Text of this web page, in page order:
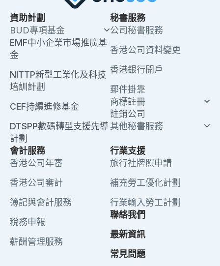
資助計劃
BUD專項基金
EMF中小企業市場推廣基
金
NITTP新型工業化及科技
培訓計劃
CEF持續進修基金
DTSPP數碼轉型支援先導
計劃
秘書服務
公司秘書服務
香港公司資料變更
香港銀行開戶
郵件掛靠
商標註冊
註銷公司
其他秘書服務
會計服務
香港公司年審
香港公司審計
簿記與會計服務
稅務申報
薪酬管理服務
行業支援
旅行社牌照申請
補充勞工優化計劃
行業輸入勞工計劃
聯絡我們
最新資訊
常見問題